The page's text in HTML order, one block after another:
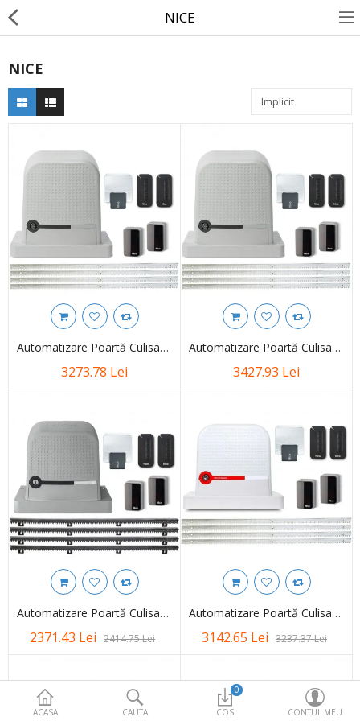
Porti Culisante
Bariere Auto
Automatizare usi garaj
Telecomenzi porti
Automatizare Grilaje Metalice
Promotii
More Categories
Compara Favorite (0)
Moneda
ACASA CAUTA
0
COS
CONTUL MEU
NICE
NICE
Automatizare Poartă Culisantă 1000kg Nice RO1000KCE Full
3273.78 Lei
Automatizare Poartă Culisantă 1500kg Nice RO1500KCE Full
3427.93 Lei
Automatizare Poartă Culisantă Nice ROBUS 400 RBS400KCE Pentru Porți Până La 400 Kg
2371.43 Lei 2414.75 Lei
Automatizare Poartă Culisantă Nice ROBUS 600 HS – 600 Kg
3142.65 Lei 3237.37 Lei